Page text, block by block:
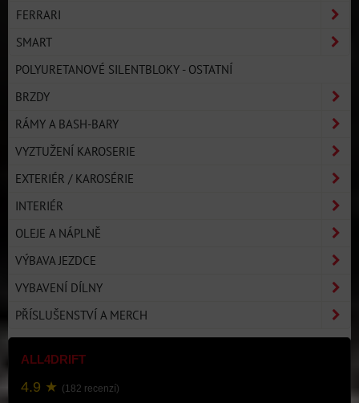
FERRARI
SMART
POLYURETANOVÉ SILENTBLOKY - OSTATNÍ
BRZDY
RÁMY A BASH-BARY
VYZTUŽENÍ KAROSERIE
EXTERIÉR / KAROSÉRIE
INTERIÉR
OLEJE A NÁPLNĚ
VÝBAVA JEZDCE
VYBAVENÍ DÍLNY
PŘÍSLUŠENSTVÍ A MERCH
ALL4DRIFT
4.9 ★ (182 recenzí)